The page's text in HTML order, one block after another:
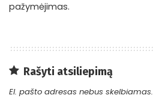
pažymėjimas.
Rašyti atsiliepimą
El. pašto adresas nebus skelbiamas.